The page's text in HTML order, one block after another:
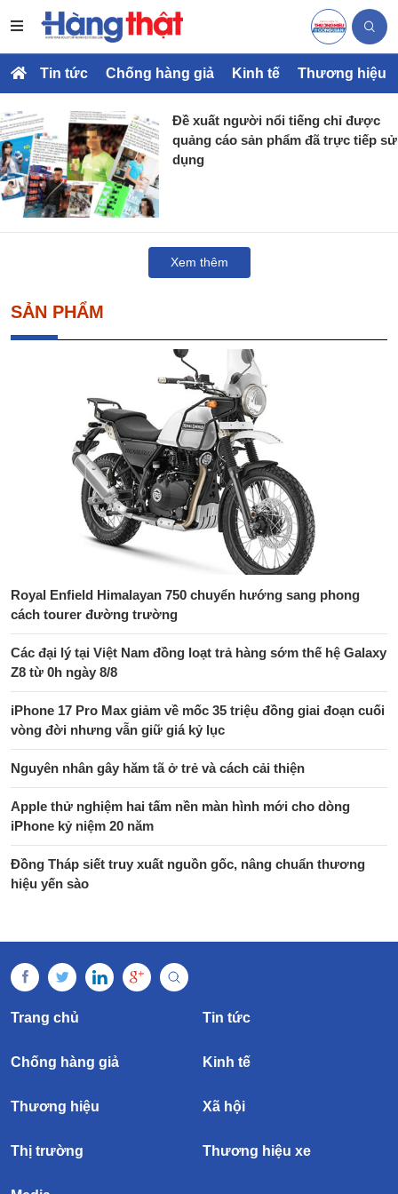
Tin tức Chống hàng giả Kinh tế Thương hiệu
Đề xuất người nổi tiếng chỉ được
quảng cáo sản phẩm đã trực tiếp sử
dụng
Xem thêm
SẢN PHẨM
Royal Enfield Himalayan 750 chuyển hướng sang phong
cách tourer đường trường
Các đại lý tại Việt Nam đồng loạt trả hàng sớm thế hệ Galaxy
Z8 từ 0h ngày 8/8
iPhone 17 Pro Max giảm về mốc 35 triệu đồng giai đoạn cuối
vòng đời nhưng vẫn giữ giá kỷ lục
Nguyên nhân gây hăm tã ở trẻ và cách cải thiện
Apple thử nghiệm hai tấm nền màn hình mới cho dòng
iPhone kỷ niệm 20 năm
Đồng Tháp siết truy xuất nguồn gốc, nâng chuẩn thương
hiệu yến sào
Trang chủ Tin tức
Chống hàng giả Kinh tế
Thương hiệu Xã hội
Thị trường Thương hiệu xe